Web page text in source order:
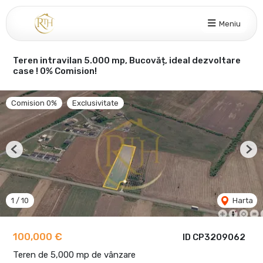
Meniu
Teren intravilan 5.000 mp, Bucovăț, ideal dezvoltare
case ! 0% Comision!
ID CP3209062
100,000 €
Teren de 5,000 mp de vânzare
Comision 0% Exclusivitate
1 / 10 Harta
Previous